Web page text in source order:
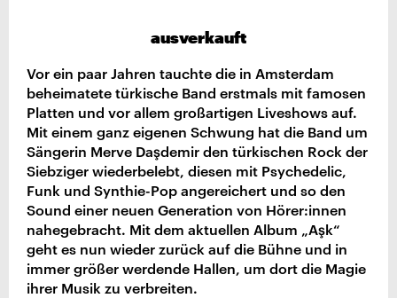
ausverkauft
Vor ein paar Jahren tauchte die in Amsterdam
beheimatete türkische Band erstmals mit famosen
Platten und vor allem großartigen Liveshows auf.
Mit einem ganz eigenen Schwung hat die Band um
Sängerin Merve Daşdemir den türkischen Rock der
Siebziger wiederbelebt, diesen mit Psychedelic,
Funk und Synthie-Pop angereichert und so den
Sound einer neuen Generation von Hörer:innen
nahegebracht. Mit dem aktuellen Album „Aşk“
geht es nun wieder zurück auf die Bühne und in
immer größer werdende Hallen, um dort die Magie
ihrer Musik zu verbreiten.